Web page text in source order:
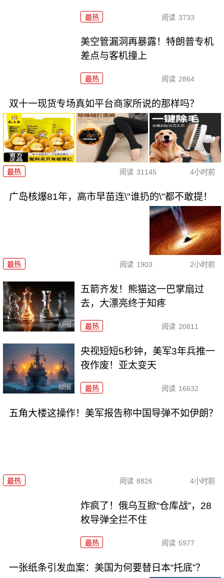
最热 阅读 3733
美空管漏洞再暴露！特朗普专机
差点与客机撞上
最热 阅读 2864
双十一现货专场真如平台商家所说的那样吗？
最热 阅读 31145 4小时前
广岛核爆81年，高市早苗连\"谁扔的\"都不敢提！
最热 阅读 1903 2小时前
五箭齐发！熊猫这一巴掌扇过
去，大漂亮终于知疼
最热 阅读 20811
央视短短5秒钟，美军3年兵推一
夜作废！亚太变天
最热 阅读 16632
五角大楼这操作！美军报告称中国导弹不如伊朗？
最热 阅读 8826 4小时前
炸疯了！俄乌互掀“仓库战”，28
枚导弹全拦不住
最热 阅读 5977
一张纸条引发血案：美国为何要替日本“托底”？